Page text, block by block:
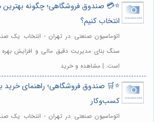
⭐️💳 صندوق فروشگاهی؛ چگونه بهترین
انتخاب کنیم؟
اتوماسیون صنعتی در تهران - انتخاب یک
سنگ بنای مدیریت دقیق مالی و افزایش
است. | مشاهده و خرید
⭐️🛒 صندوق فروشگاهی؛ راهنمای خرید
کسب‌وکار
اتوماسیون صنعتی در تهران - انتخاب یک